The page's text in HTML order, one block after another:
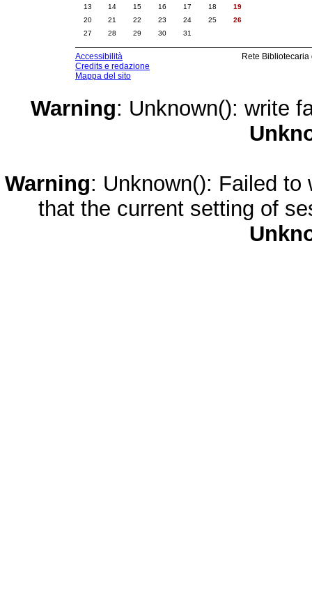
13
14 15 16 17 18
19
20
21 22 23 24 25
26
27
28 29 30 31
Accessibilità
Credits e redazione
Mappa del sito
Rete
Warning: Unknown(): write
Warning: Unknown(): Failed
that the current setting of